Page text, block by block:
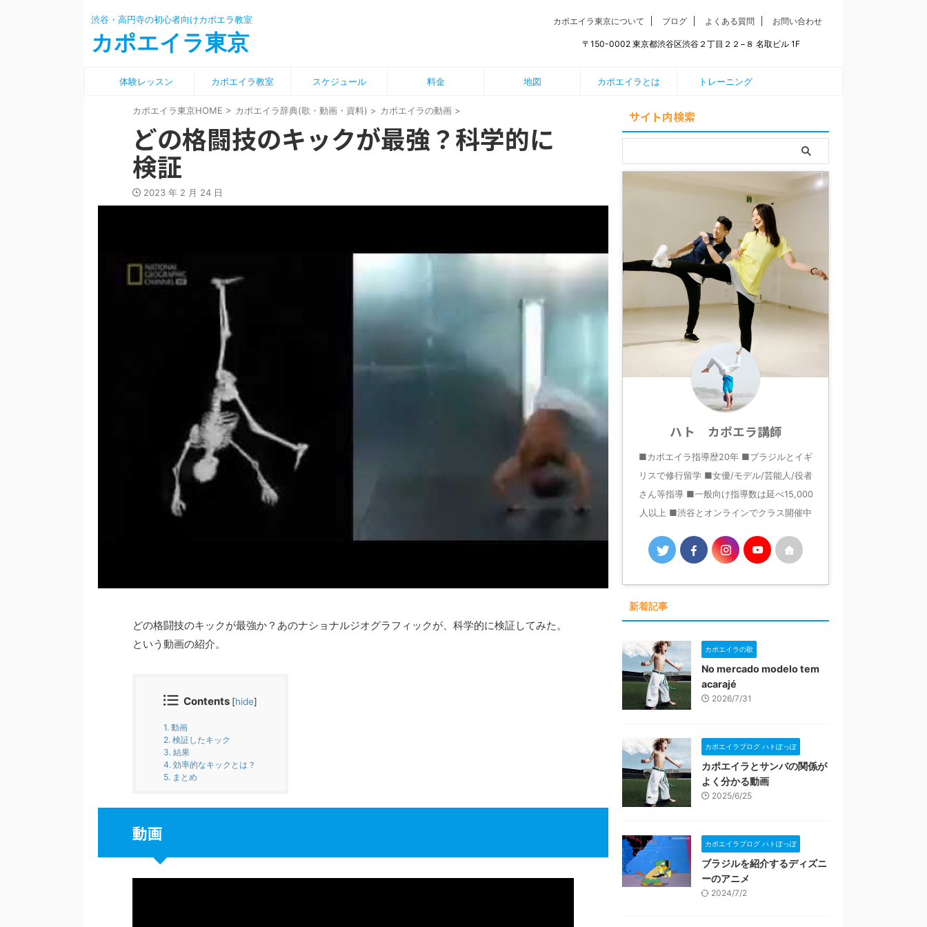
渋谷・高円寺の初心者向けカポエラ教室
カポエイラ東京
カポエイラ東京について ブログ よくある質問 お問い合わせ
〒150-0002 東京都渋谷区渋谷２丁目２２−８ 名取ビル 1F
体験レッスン カポエイラ教室 スケジュール 料金 地図 カポエイラとは トレーニング
カポエイラ東京HOME > カポエイラ辞典(歌・動画・資料) > カポエイラの動画 >
どの格闘技のキックが最強？科学的に
検証
2023 年 2 月 24 日
どの格闘技のキックが最強か？あのナショナルジオグラフィックが、科学的に検証してみた。
という動画の紹介。
Contents [hide]
1. 動画
2. 検証したキック
3. 結果
4. 効率的なキックとは？
5. まとめ
動画
サイト内検索
ハト カポエラ講師
■カポエイラ指導歴20年 ■ブラジルとイギ
リスで修行留学 ■女優/モデル/芸能人/役者
さん等指導 ■一般向け指導数は延べ15,000
人以上 ■渋谷とオンラインでクラス開催中
新着記事
カポエイラの歌
No mercado modelo tem
acarajé
2026/7/31
カポエイラブログ ハトぽっぽ
カポエイラとサンバの関係が
よく分かる動画
2025/6/25
カポエイラブログ ハトぽっぽ
ブラジルを紹介するディズニ
ーのアニメ
2024/7/2